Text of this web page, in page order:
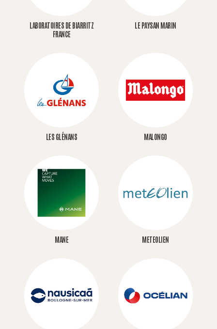
LABORATOIRES DE BIARRITZ
FRANCE
LE PAYSAN MARIN
LES GLÉNANS MALONGO
MANE METEOLIEN